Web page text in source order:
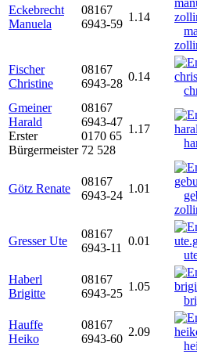
Eckebrecht
Manuela
08167
6943-59
1.14
Fischer
Christine
08167
6943-28
0.14
Gmeiner
Harald
Erster
Bürgermeister
08167
6943-47
0170 65
72 528
1.17
Götz Renate
08167
6943-24
1.01
Gresser Ute
08167
6943-11
0.01
Haberl
Brigitte
08167
6943-25
1.05
Hauffe
Heiko
08167
6943-60
2.09